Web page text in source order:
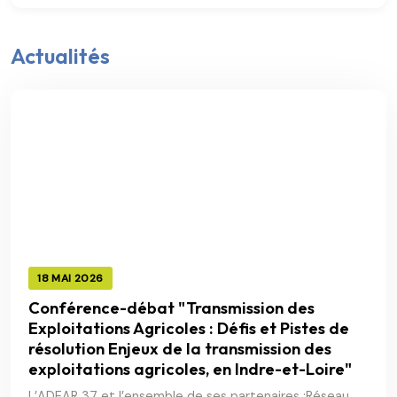
Actualités
18 MAI 2026
Conférence-débat "Transmission des
Exploitations Agricoles : Défis et Pistes de
résolution Enjeux de la transmission des
exploitations agricoles, en Indre-et-Loire"